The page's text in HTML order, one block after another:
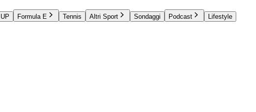
Formula E Tennis Altri Sport Sondaggi Podcast
Lifestyle